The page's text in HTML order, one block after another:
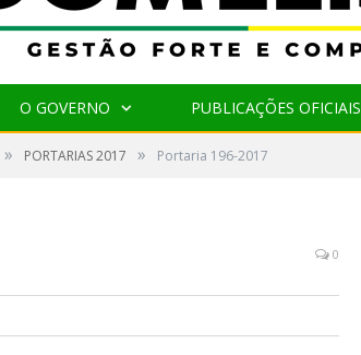
O GOVERNO PUBLICAÇÕES OFICIAIS
» PORTARIAS 2017 » Portaria 196-2017
0